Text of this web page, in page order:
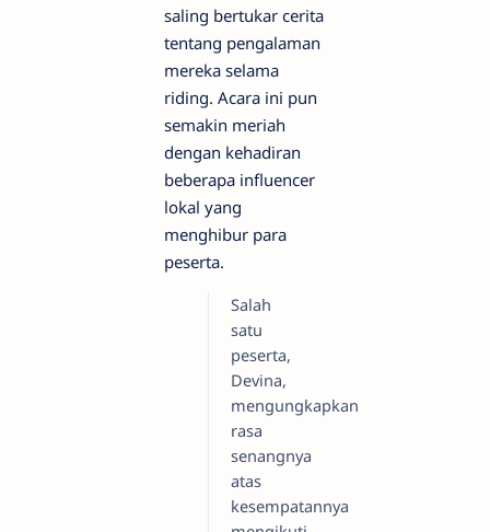
saling bertukar cerita
tentang pengalaman
mereka selama
riding. Acara ini pun
semakin meriah
dengan kehadiran
beberapa influencer
lokal yang
menghibur para
peserta.
Salah
satu
peserta,
Devina,
mengungkapkan
rasa
senangnya
atas
kesempatannya